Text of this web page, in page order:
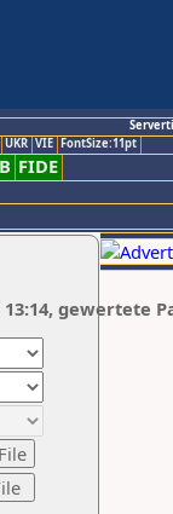
UKR VIE FontSize:11pt
FIDE
13:14, gewertete